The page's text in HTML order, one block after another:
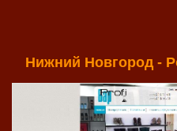
Нижний Новгород -